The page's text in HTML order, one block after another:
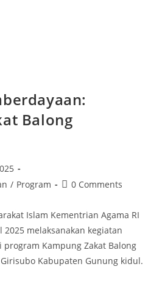
Balong
/ Program 0 Comments
Islam Kementrian Agama RI
melaksanakan kegiatan
Kampung Zakat Balong
Kabupaten Gunung kidul.